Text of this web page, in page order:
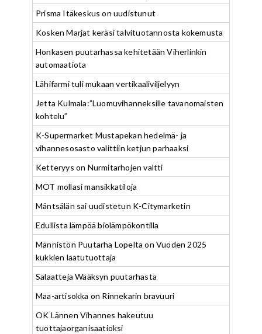
Prisma Itäkeskus on uudistunut
Kosken Marjat keräsi talvituotannosta kokemusta
Honkasen puutarhassa kehitetään Viherlinkin
automaatiota
Lähifarmi tuli mukaan vertikaaliviljelyyn
Jetta Kulmala:”Luomuvihanneksille tavanomaisten
kohtelu”
K-Supermarket Mustapekan hedelmä- ja
vihannesosasto valittiin ketjun parhaaksi
Ketteryys on Nurmitarhojen valtti
MOT mollasi mansikkatiloja
Mäntsälän sai uudistetun K-Citymarketin
Edullista lämpöä biolämpökontilla
Männistön Puutarha Lopelta on Vuoden 2025
kukkien laatutuottaja
Salaatteja Wääksyn puutarhasta
Maa-artisokka on Rinnekarin bravuuri
OK Lännen Vihannes hakeutuu
tuottajaorganisaatioksi